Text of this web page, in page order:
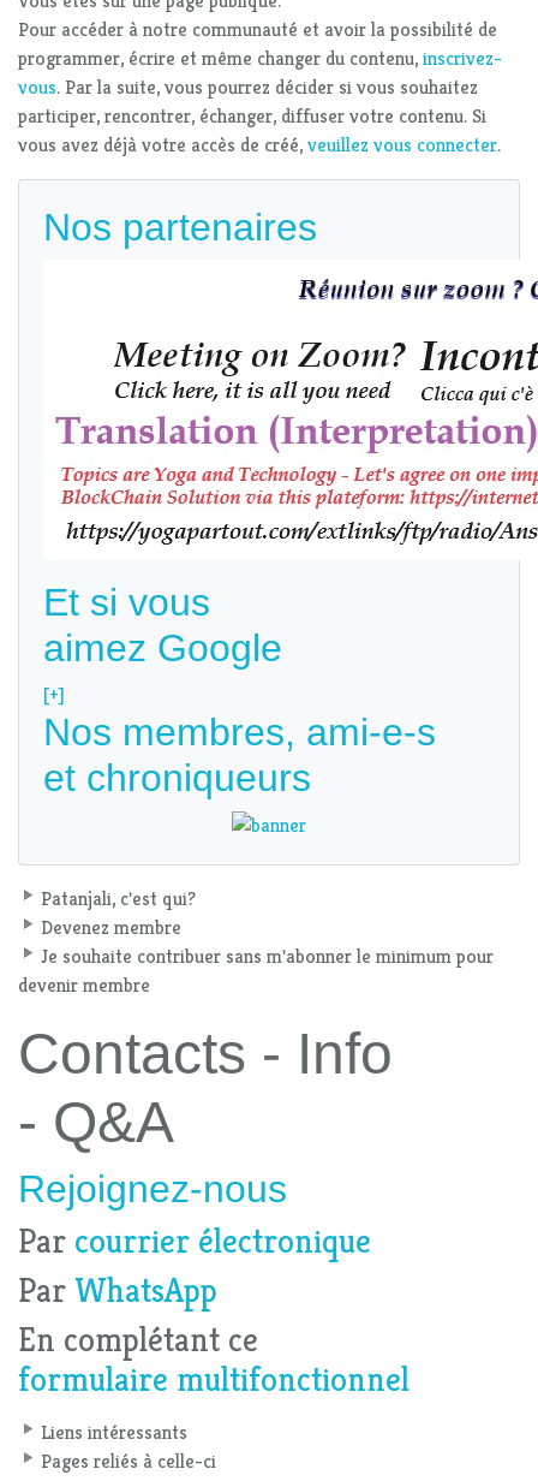
Pour accéder à notre communauté et avoir la possibilité de
programmer, écrire et même changer du contenu,inscrivez-
vous. Par la suite, vous pourrez décider si vous souhaitez
participer, rencontrer, échanger, diffuser votre contenu. Si
vous avez déjà votre accès de créé,veuillez vous connecter.
Nos partenaires
Et si vous
aimez Google
[+]
Nos membres, ami-e-s
et chroniqueurs
Patanjali, c'est qui?
Devenez membre
Je souhaite contribuer sans m'abonner le minimum pour
devenir membre
Contacts - Info
- Q&A
Rejoignez-nous
Par courrier électronique
Par WhatsApp
En complétant ce
formulaire multifonctionnel
Liens intéressants
Pages reliés à celle-ci